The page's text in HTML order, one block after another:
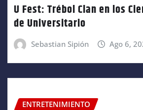
U Fest: Trébol Clan en los
de Universitario
Sebastian Sipión Ago 6,
ENTRETENIMIENTO